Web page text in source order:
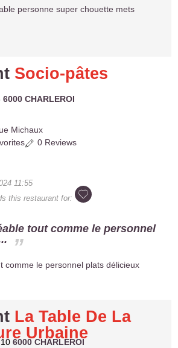
personne super chouette mets
Socio-pâtes
6000 CHARLEROI
Michaux
0 Reviews
11:55
this restaurant for:
tout comme le personnel
comme le personnel plats délicieux
La Table De La
Urbaine
6000 CHARLEROI